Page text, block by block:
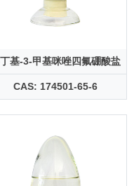
基-3-甲基咪唑四氟硼酸盐
CAS: 174501-65-6